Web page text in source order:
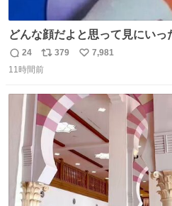
どんな顔だよと思って見にいっ
返
信
24
リ
ポ
ト
数
379
い
7,981
11時間前